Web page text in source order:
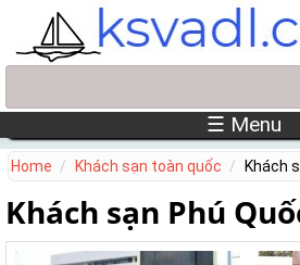
Skip to main content
☰ Menu
Home Khách sạn toàn quốc Khách
Khách sạn Phú